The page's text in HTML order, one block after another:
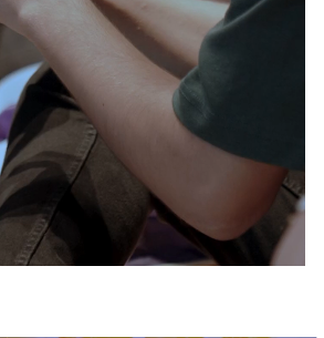
Biglietti